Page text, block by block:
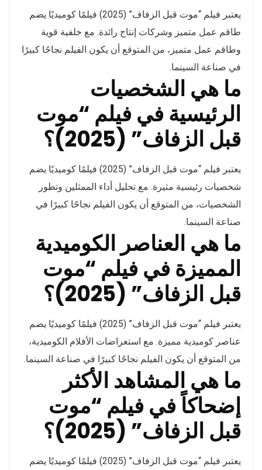
يعتبر فيلم “موت قبل الزفاف” (2025) فيلمًا كوميديًا يضم
طاقم عمل متميز وشركات إنتاج رائدة. مع خلفية قوية
وطاقم عمل متميز، من المتوقع أن يكون الفيلم نجاحًا كبيرًا
في صناعة السينما.
ما هي الشخصيات
الرئيسية في فيلم “موت
قبل الزفاف” (2025)؟
يعتبر فيلم “موت قبل الزفاف” (2025) فيلمًا كوميديًا يضم
شخصيات رئيسية مثيرة. مع تحليل أداء الممثلين وتطور
الشخصيات، من المتوقع أن يكون الفيلم نجاحًا كبيرًا في
صناعة السينما.
ما هي العناصر الكوميدية
المميزة في فيلم “موت
قبل الزفاف” (2025)؟
يعتبر فيلم “موت قبل الزفاف” (2025) فيلمًا كوميديًا يضم
عناصر كوميدية مميزة. مع استعراضات الأفلام الكوميدية،
من المتوقع أن يكون الفيلم نجاحًا كبيرًا في صناعة السينما.
ما هي المشاهد الأكثر
إضحاكاً في فيلم “موت
قبل الزفاف” (2025)؟
يعتبر فيلم “موت قبل الزفاف” (2025) فيلمًا كوميديًا يضم